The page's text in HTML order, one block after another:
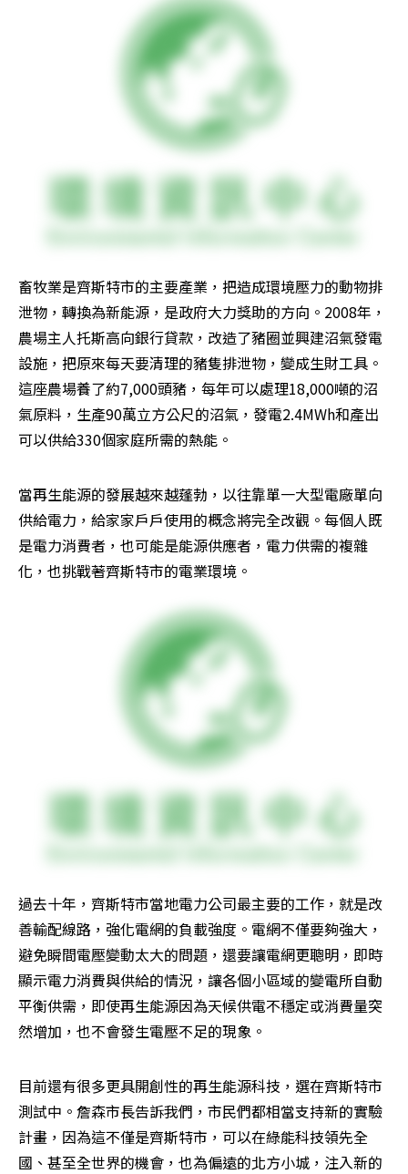
畜牧業是齊斯特市的主要產業，把造成環境壓力的動物排
泄物，轉換為新能源，是政府大力獎助的方向。2008年，
農場主人托斯高向銀行貸款，改造了豬圈並興建沼氣發電
設施，把原來每天要清理的豬隻排泄物，變成生財工具。
這座農場養了約7,000頭豬，每年可以處理18,000噸的沼
氣原料，生產90萬立方公尺的沼氣，發電2.4MWh和產出
可以供給330個家庭所需的熱能。
當再生能源的發展越來越蓬勃，以往靠單一大型電廠單向
供給電力，給家家戶戶使用的概念將完全改觀。每個人既
是電力消費者，也可能是能源供應者，電力供需的複雜
化，也挑戰著齊斯特市的電業環境。
過去十年，齊斯特市當地電力公司最主要的工作，就是改
善輸配線路，強化電網的負載強度。電網不僅要夠強大，
避免瞬間電壓變動太大的問題，還要讓電網更聰明，即時
顯示電力消費與供給的情況，讓各個小區域的變電所自動
平衡供需，即使再生能源因為天候供電不穩定或消費量突
然增加，也不會發生電壓不足的現象。
目前還有很多更具開創性的再生能源科技，選在齊斯特市
測試中。詹森市長告訴我們，市民們都相當支持新的實驗
計畫，因為這不僅是齊斯特市，可以在綠能科技領先全
國、甚至全世界的機會，也為偏遠的北方小城，注入新的